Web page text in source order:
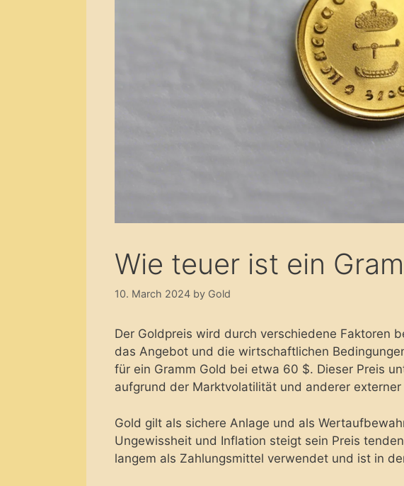
Wie teuer ist ein
10. March 2024 by Gold
Der Goldpreis wird durch verschiedene Faktoren
das Angebot und die wirtschaftlichen
für ein Gramm Gold bei etwa 60 $. Dieser Preis
aufgrund der Marktvolatilität und anderer externer
Gold gilt als sichere Anlage und als
Ungewissheit und Inflation steigt sein Preis
langem als Zahlungsmittel verwendet und ist in